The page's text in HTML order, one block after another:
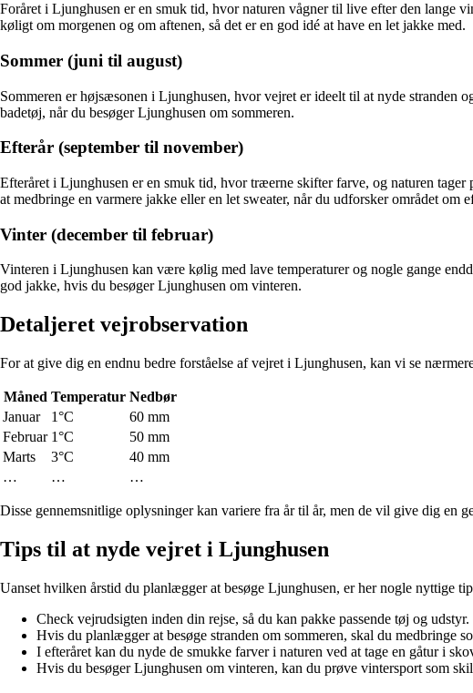
Foråret i Ljunghusen er en smuk tid, hvor naturen vågner til live efter den lange
køligt om morgenen og om aftenen, så det er en god idé at have en let jakke med.
Sommer (juni til august)
Sommeren er højsæsonen i Ljunghusen, hvor vejret er ideelt til at nyde stranden
badetøj, når du besøger Ljunghusen om sommeren.
Efterår (september til november)
Efteråret i Ljunghusen er en smuk tid, hvor træerne skifter farve, og naturen
at medbringe en varmere jakke eller en let sweater, når du udforsker området om
Vinter (december til februar)
Vinteren i Ljunghusen kan være kølig med lave temperaturer og nogle gange
god jakke, hvis du besøger Ljunghusen om vinteren.
Detaljeret vejrobservation
For at give dig en endnu bedre forståelse af vejret i Ljunghusen, kan vi se
Måned Temperatur Nedbør
Januar
1°C
60 mm
Februar 1°C
50 mm
Marts
3°C
40 mm
…
… …
Disse gennemsnitlige oplysninger kan variere fra år til år, men de vil give dig en
Tips til at nyde vejret i Ljunghusen
Uanset hvilken årstid du planlægger at besøge Ljunghusen, er her nogle nyttige
Check vejrudsigten inden din rejse, så du kan pakke passende tøj og udstyr.
Hvis du planlægger at besøge stranden om sommeren, skal du medbringe
I efteråret kan du nyde de smukke farver i naturen ved at tage en gåtur i
Hvis du besøger Ljunghusen om vinteren, kan du prøve vintersport som